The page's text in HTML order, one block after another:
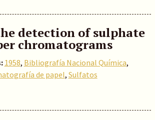
detection of sulphate
chromatograms
1958, Bibliografía Nacional Química,
de papel, Sulfatos